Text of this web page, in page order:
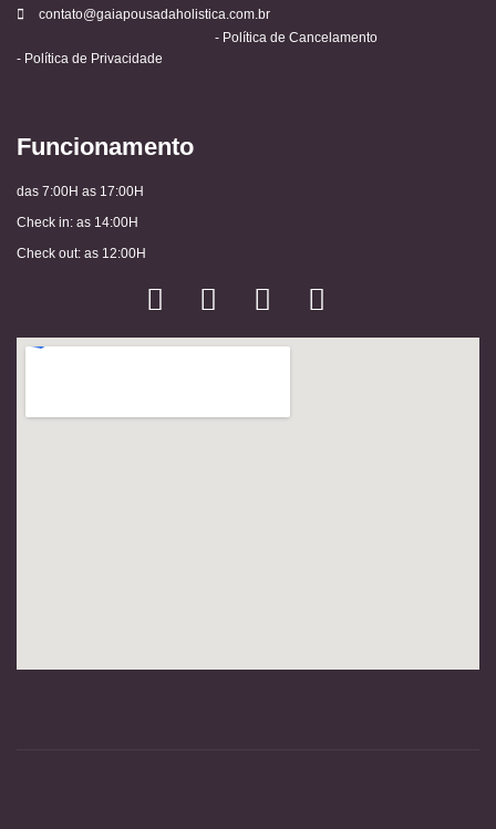
contato@gaiapousadaholistica.com.br
- Política de Privacidade
- Política de Cancelamento
Funcionamento
das 7:00H as 17:00H
Check in: as 14:00H
Check out: as 12:00H